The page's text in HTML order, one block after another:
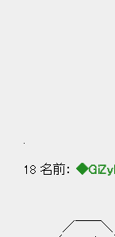
＿
／
／ ⌒
／ （ー
| （__
＼ ｀ ⌒´
18 名前：
／￣￣＼